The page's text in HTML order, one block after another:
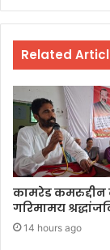
Related
कामरेड कमरुद्दीन
गरिमामय
14 hours ago